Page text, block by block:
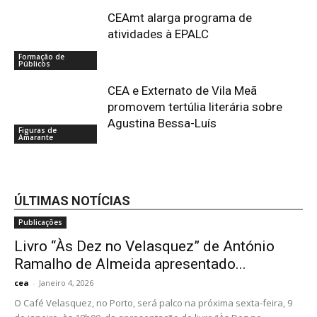
Formação de
Públicos
CEAmt alarga programa de
atividades à EPALC
Figuras de
Amarante
CEA e Externato de Vila Meã
promovem tertúlia literária sobre
Agustina Bessa-Luís
ÚLTIMAS NOTÍCIAS
Publicações
Livro “Às Dez no Velasquez” de António
Ramalho de Almeida apresentado...
cea - Janeiro 4, 2026
O Café Velasquez, no Porto, será palco na próxima sexta-feira, 9